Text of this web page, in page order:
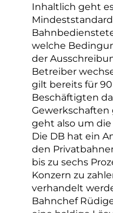
Inhaltlich geht
welche
der
Betreiber
gilt bereits für
Beschäftigten
Gewerkschaften
geht also um
Die DB hat ein
den
bis zu sechs
Konzern zu
verhandelt
Bahnchef